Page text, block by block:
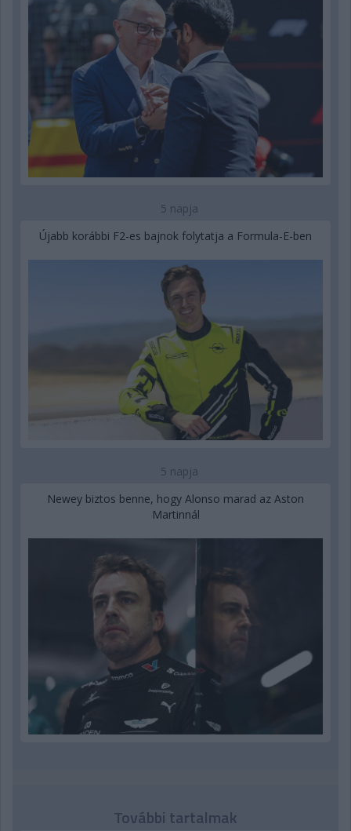
5 napja
Újabb korábbi F2-es bajnok folytatja a Formula-E-ben
5 napja
Newey biztos benne, hogy Alonso marad az Aston
Martinnál
További tartalmak